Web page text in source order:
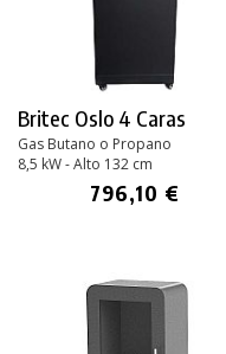
Britec Oslo 4 Caras
Gas Butano o Propano
8,5 kW - Alto 132 cm
796,10 €